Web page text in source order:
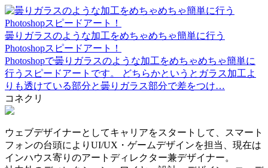
曇りガラスのような加工をめちゃめちゃ簡単に行う
Photoshopスピードアート！
Photoshopで曇りガラスのような加工をめちゃめちゃ簡単に
行うスピードアートです。 どちらかというとガラス加工よ
りも透けている部分と曇りガラス部分で差をつけ…
コネクリ
ウェブデザイナーとしてキャリアをスタートして、スマート
フォンの台頭によりUI/UX・ゲームデザインを担当、現在は
インハウス寄りのアートディレクター兼デザイナー。